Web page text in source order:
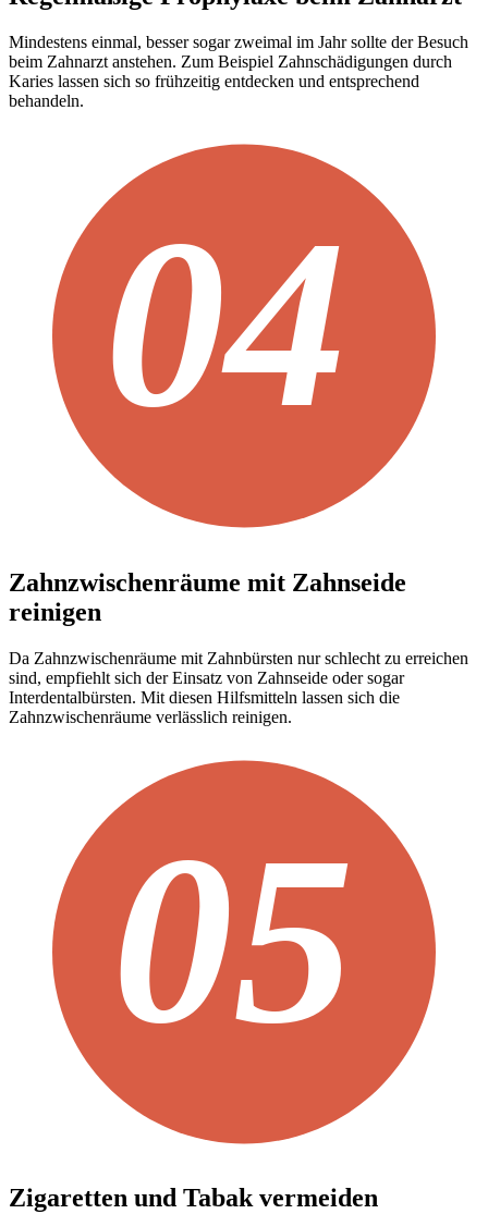
Mindestens einmal, besser sogar zweimal im Jahr sollte der Besuch
beim Zahnarzt anstehen. Zum Beispiel Zahnschädigungen durch
Karies lassen sich so frühzeitig entdecken und entsprechend
behandeln.
Zahnzwischenräume mit Zahnseide
reinigen
Da Zahnzwischenräume mit Zahnbürsten nur schlecht zu erreichen
sind, empfiehlt sich der Einsatz von Zahnseide oder sogar
Interdentalbürsten. Mit diesen Hilfsmitteln lassen sich die
Zahnzwischenräume verlässlich reinigen.
Zigaretten und Tabak vermeiden